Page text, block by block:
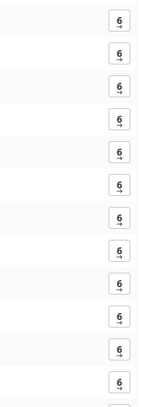
6
6
6
6
6
6
6
6
6
6
6
6